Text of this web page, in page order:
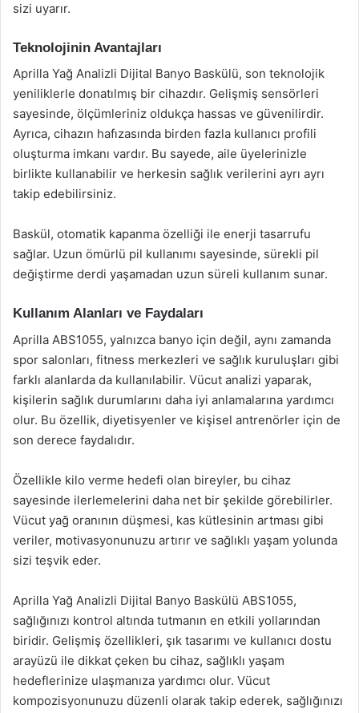
sizi uyarır.
Teknolojinin Avantajları
Aprilla Yağ Analizli Dijital Banyo Baskülü, son teknolojik
yeniliklerle donatılmış bir cihazdır. Gelişmiş sensörleri
sayesinde, ölçümleriniz oldukça hassas ve güvenilirdir.
Ayrıca, cihazın hafızasında birden fazla kullanıcı profili
oluşturma imkanı vardır. Bu sayede, aile üyelerinizle
birlikte kullanabilir ve herkesin sağlık verilerini ayrı ayrı
takip edebilirsiniz.
Baskül, otomatik kapanma özelliği ile enerji tasarrufu
sağlar. Uzun ömürlü pil kullanımı sayesinde, sürekli pil
değiştirme derdi yaşamadan uzun süreli kullanım sunar.
Kullanım Alanları ve Faydaları
Aprilla ABS1055, yalnızca banyo için değil, aynı zamanda
spor salonları, fitness merkezleri ve sağlık kuruluşları gibi
farklı alanlarda da kullanılabilir. Vücut analizi yaparak,
kişilerin sağlık durumlarını daha iyi anlamalarına yardımcı
olur. Bu özellik, diyetisyenler ve kişisel antrenörler için de
son derece faydalıdır.
Özellikle kilo verme hedefi olan bireyler, bu cihaz
sayesinde ilerlemelerini daha net bir şekilde görebilirler.
Vücut yağ oranının düşmesi, kas kütlesinin artması gibi
veriler, motivasyonunuzu artırır ve sağlıklı yaşam yolunda
sizi teşvik eder.
Aprilla Yağ Analizli Dijital Banyo Baskülü ABS1055,
sağlığınızı kontrol altında tutmanın en etkili yollarından
biridir. Gelişmiş özellikleri, şık tasarımı ve kullanıcı dostu
arayüzü ile dikkat çeken bu cihaz, sağlıklı yaşam
hedeflerinize ulaşmanıza yardımcı olur. Vücut
kompozisyonunuzu düzenli olarak takip ederek, sağlığınızı